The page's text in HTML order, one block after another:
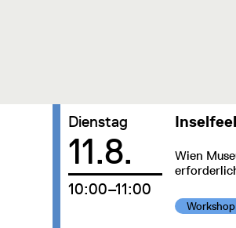
Wien
Kategorie:
Workshop
Datum:
11.8.
Dienstag
um
10:00–11:00